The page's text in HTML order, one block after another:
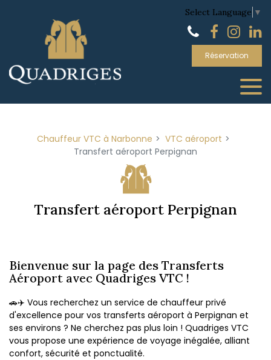
Réservation
Select Language ▼
Chauffeur VTC à Narbonne
VTC aéroport
Transfert aéroport Perpignan
Transfert aéroport Perpignan
Bienvenue sur la page des Transferts
Aéroport avec Quadriges VTC !
🚗✈️ Vous recherchez un service de chauffeur privé
d'excellence pour vos transferts aéroport à Perpignan et
ses environs ? Ne cherchez pas plus loin ! Quadriges VTC
vous propose une expérience de voyage inégalée, alliant
confort, sécurité et ponctualité.